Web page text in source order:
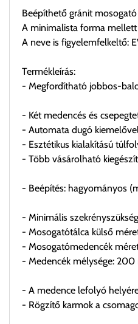
Beépíthető gránit
A minimalista forma
A neve is figyelemfelkeltő:
Termékleírás:
- Megfordítható jobbos-
- Két medencés és
- Automata dugó
- Esztétikus kialakítású
- Több vásárolható
- Beépítés: hagyományos
- Minimális
- Mosogatótálca külső
- Mosogatómedencék
- Medencék mélysége:
- A medence lefolyó
- Rögzítő karmok a